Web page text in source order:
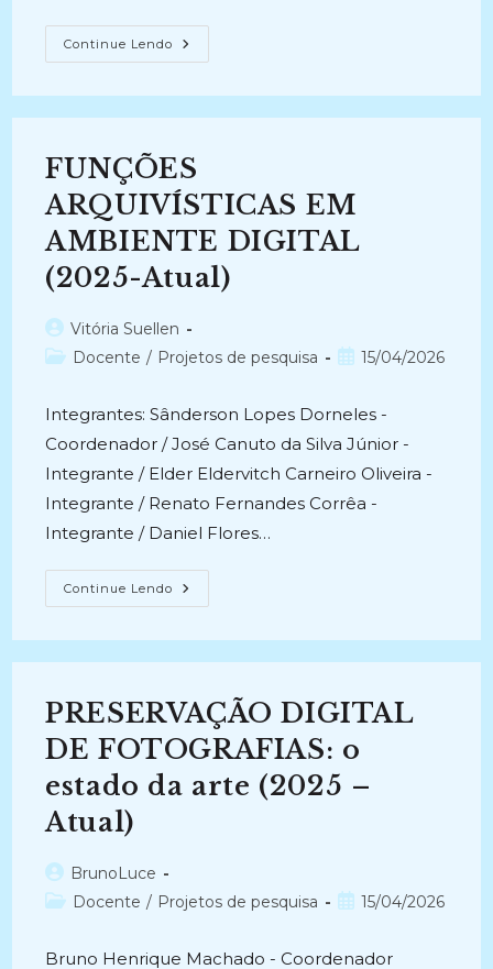
Continue Lendo PRESERVAÇÃO
DIGITAL
DOS
E
XX:
O
Acervo
Raro
Do
(2022-
2022)
FUNÇÕES
ARQUIVÍSTICAS EM
AMBIENTE DIGITAL
(2025-Atual)
Autor
do
Vitória Suellen
Categoria
Docente / Projetos de pesquisa
Post15/04/2026
Integrantes: Sânderson Lopes Dorneles -
Coordenador / José Canuto da Silva Júnior -
Integrante / Elder Eldervitch Carneiro Oliveira -
Integrante / Renato Fernandes Corrêa -
Integrante / Daniel Flores…
Continue Lendo FUNÇÕES
ARQUIVÍSTICAS
(2025-
PRESERVAÇÃO DIGITAL
DE FOTOGRAFIAS: o
estado da arte (2025 –
Atual)
Autor
do
BrunoLuce
Categoria
Docente / Projetos de pesquisa
Post15/04/2026
Bruno Henrique Machado - Coordenador